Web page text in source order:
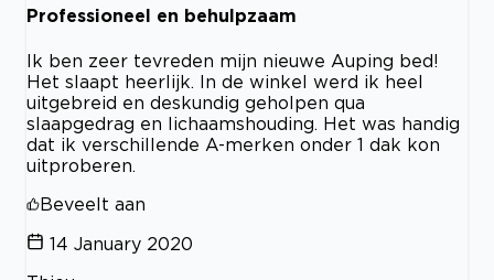
Professioneel en behulpzaam
Ik ben zeer tevreden mijn nieuwe Auping bed!
Het slaapt heerlijk. In de winkel werd ik heel
uitgebreid en deskundig geholpen qua
slaapgedrag en lichaamshouding. Het was handig
dat ik verschillende A-merken onder 1 dak kon
uitproberen.
Beveelt aan
14 January 2020